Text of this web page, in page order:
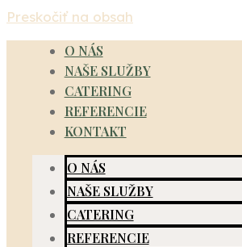
Preskočiť na obsah
O NÁS
NAŠE SLUŽBY
CATERING
REFERENCIE
KONTAKT
O NÁS
NAŠE SLUŽBY
CATERING
REFERENCIE